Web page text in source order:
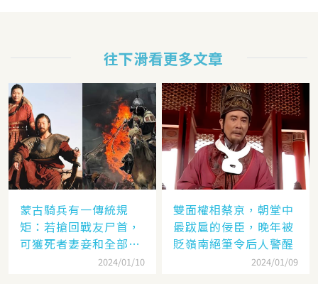
往下滑看更多文章
蒙古騎兵有一傳統規
矩：若搶回戰友尸首，
可獲死者妻妾和全部牲
2024/01/10
雙面權相蔡京，朝堂中
最跋扈的佞臣，晚年被
貶嶺南絕筆令后人警醒
2024/01/09